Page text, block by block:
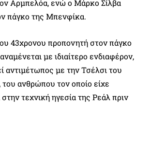
Αρμπελόα, ενώ ο Μάρκο Σίλβα
πάγκο της Μπενφίκα.
43χρονου προπονητή στον πάγκο
με ιδιαίτερο ενδιαφέρον,
αντιμέτωπος με την Τσέλσι του
ανθρώπου τον οποίο είχε
τεχνική ηγεσία της Ρεάλ πριν